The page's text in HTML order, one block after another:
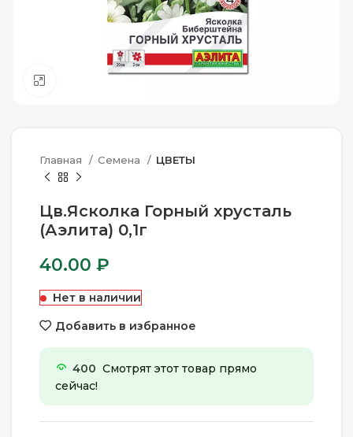
Главная Семена ЦВЕТЫ
Цв.Ясколка Горный хрусталь
(Аэлита) 0,1г
40.00 ₽
Нет в наличии
Добавить в избранное
400 Смотрят этот товар прямо
сейчас!